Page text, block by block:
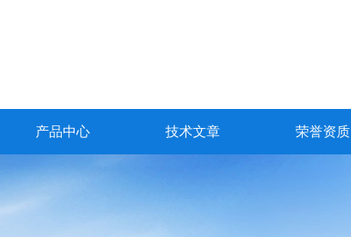
产品中心 技术文章 荣誉资质